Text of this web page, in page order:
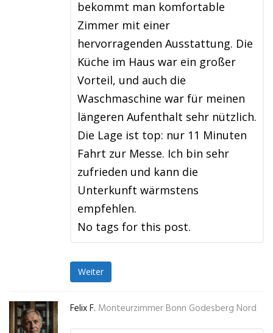
bekommt man komfortable
Zimmer mit einer
hervorragenden Ausstattung. Die
Küche im Haus war ein großer
Vorteil, und auch die
Waschmaschine war für meinen
längeren Aufenthalt sehr nützlich.
Die Lage ist top: nur 11 Minuten
Fahrt zur Messe. Ich bin sehr
zufrieden und kann die
Unterkunft wärmstens
empfehlen.
No tags for this post.
Weiter
Felix F. Monteurzimmer Bonn Godesberg Nord